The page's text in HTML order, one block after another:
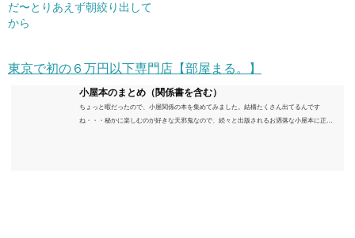
だ〜とりあえず朝絞り出して
から
東京で初の６万円以下専門店【部屋まる。】
小屋本のまとめ（関係書を含む）
ちょっと暇だったので、小屋関係の本を集めてみました。結構たくさん出てるんです
ね・・・秘かに楽しむのが好きな天邪鬼なので、続々と出版されるお洒落な小屋本に正直